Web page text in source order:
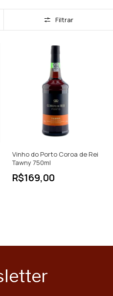
Filtrar
Vinho do Porto Coroa de Rei
Tawny 750ml
R$169,00